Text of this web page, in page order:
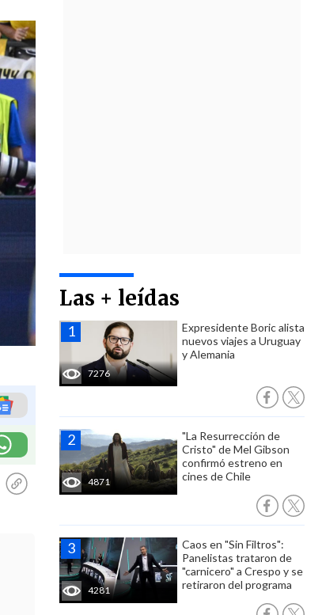
Las + leídas
7276
Expresidente Boric alista
nuevos viajes a Uruguay
y Alemania
4871
"La Resurrección de
Cristo" de Mel Gibson
confirmó estreno en
cines de Chile
4281
Caos en "Sin Filtros":
Panelistas trataron de
"carnicero" a Crespo y se
retiraron del programa